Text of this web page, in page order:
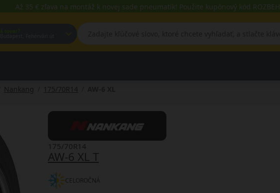
Až 35 € zľava na montáž k novej sade pneumatík! Použite kupónový kód ROZBEH
Nankang 175/70R14
AW-6 XL T
175/70R14
CELOROČNÁ